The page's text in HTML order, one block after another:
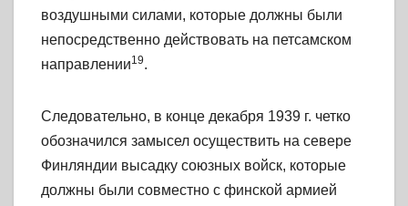
воздушными силами, которые должны были
непосредственно действовать на петсамском
направлении19.
Следовательно, в конце декабря 1939 г. четко
обозначился замысел осуществить на севере
Финляндии высадку союзных войск, которые
должны были совместно с финской армией